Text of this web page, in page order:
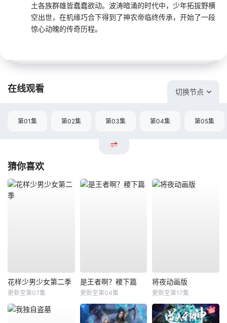
土各族群雄皆蠢蠢欲动。波涛暗涌的时代中，少年拓拔野横
空出世，在机缘巧合下得到了神农帝临终传承，开始了一段
惊心动魄的传奇历程。
在线观看 切换节点
第01集 第02集 第03集 第04集 第05集
猜你喜欢
花样少男少女第二季
更新至第07集
是王者啊？稷下篇
更新至第04集
将夜动画版
更新至第17集